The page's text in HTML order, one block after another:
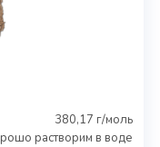
380,17 г/моль
растворим в воде